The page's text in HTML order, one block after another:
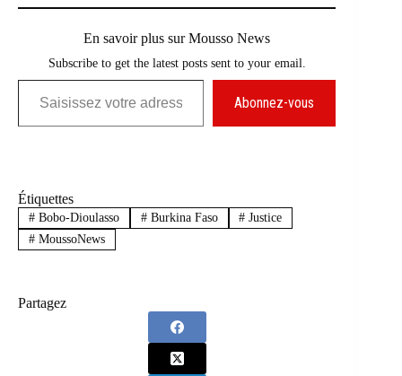
En savoir plus sur Mousso News
Subscribe to get the latest posts sent to your email.
Saisissez votre adresse e-mail…
Abonnez-vous
Étiquettes
#Bobo-Dioulasso #Burkina Faso # Justice
#MoussoNews
Partagez